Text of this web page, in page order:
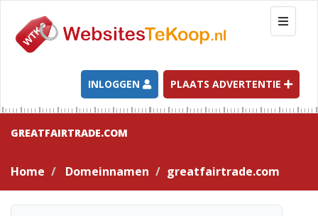
T
o
g
l
e
n
g
a
t
INLOGGEN PLAATS ADVERTENTIE
GREATFAIRTRADE.COM
Home Domeinnamen greatfairtrade.com